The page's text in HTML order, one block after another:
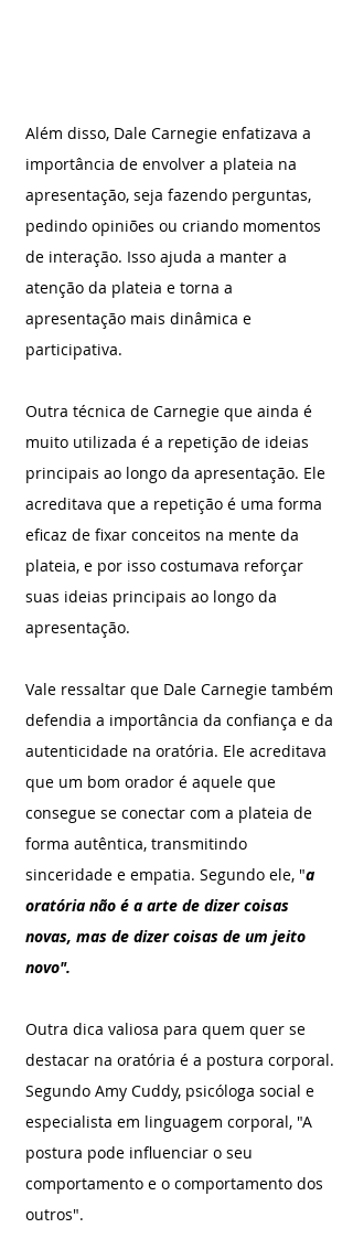
Além disso, Dale Carnegie enfatizava a
importância de envolver a plateia na
apresentação, seja fazendo perguntas,
pedindo opiniões ou criando momentos
de interação. Isso ajuda a manter a
atenção da plateia e torna a
apresentação mais dinâmica e
participativa.
Outra técnica de Carnegie que ainda é
muito utilizada é a repetição de ideias
principais ao longo da apresentação. Ele
acreditava que a repetição é uma forma
eficaz de fixar conceitos na mente da
plateia, e por isso costumava reforçar
suas ideias principais ao longo da
apresentação.
Vale ressaltar que Dale Carnegie também
defendia a importância da confiança e da
autenticidade na oratória. Ele acreditava
que um bom orador é aquele que
consegue se conectar com a plateia de
forma autêntica, transmitindo
sinceridade e empatia. Segundo ele, "a
oratória não é a arte de dizer coisas
novas, mas de dizer coisas de um jeito
novo".
Outra dica valiosa para quem quer se
destacar na oratória é a postura corporal.
Segundo Amy Cuddy, psicóloga social e
especialista em linguagem corporal, "A
postura pode influenciar o seu
comportamento e o comportamento dos
outros".